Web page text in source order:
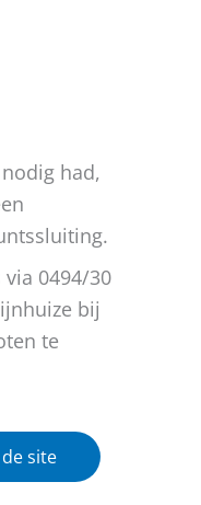
had,
0494/30
bij
te
site